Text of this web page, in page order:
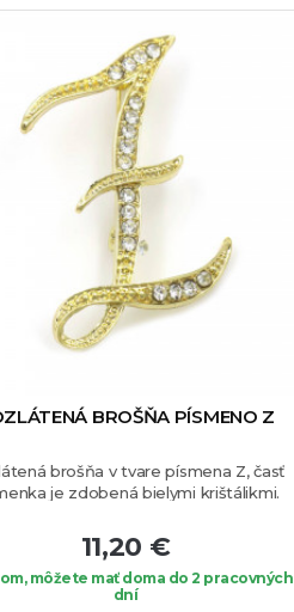
BROŠŇA PÍSMENO Z
brošňa v tvare písmena Z, časť
je zdobená bielymi krištálikmi.
začína týmto písmenom, prípadne ho
takejto osobe aj darovať. Jedinečný
kúsok, ktorý dokonale vynikne na
Vašom obľúbenom oblečení.
11,20 €
môžete mať doma do 2 pracovných
dní